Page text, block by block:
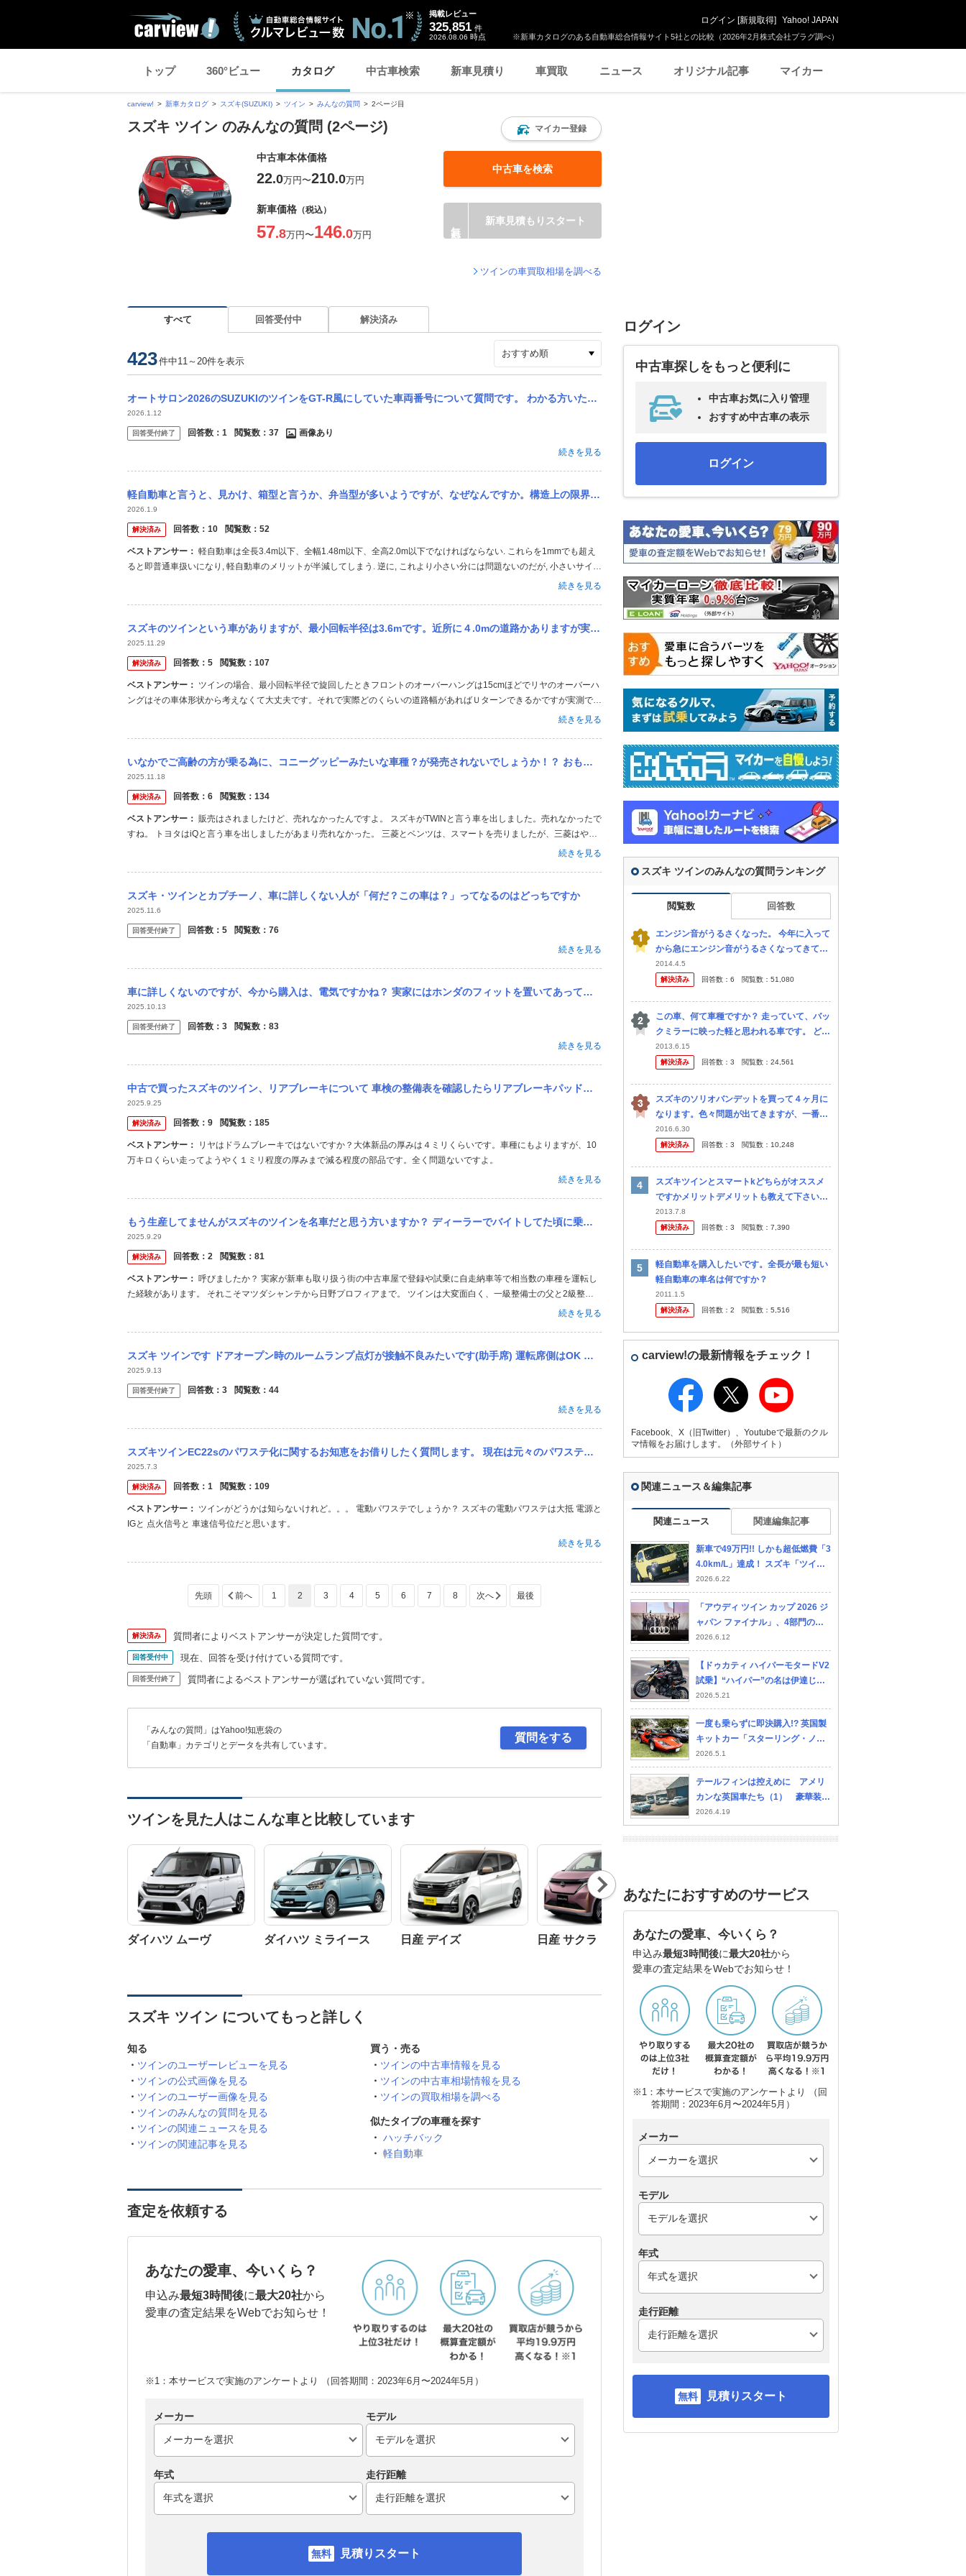
※新車カタログのある自動車総合情報サイト5社との比較（2026年2月株式会社プラグ調べ）
掲載レビュー
325,851 件
2026.08.06 時点
ログイン [新規取得] Yahoo! JAPAN
トップ 360°ビュー カタログ 中古車検索 新車見積り 車買取 ニュース オリジナル記事 マイカー
carview! 新車カタログ スズキ(SUZUKI) ツイン みんなの質問 2ページ目
スズキ ツイン のみんなの質問 (2ページ) マイカー登録
中古車本体価格
22.0万円〜210.0万円
中古車を検索
新車価格 （税込）
57.8万円〜146.0万円
新車見積もりスタート
ツインの車買取相場を調べる
すべて 回答受付中 解決済み
423件中11～20件を表示
オートサロン2026のSUZUKIのツインをGT-R風にしていた車両番号について質問です。 わかる方いたらお願いします！
2026.1.12
回答受付終了 回答数： 1 閲覧数： 37
画像あり
続きを見る
軽自動車と言うと、見かけ、箱型と言うか、弁当型が多いようですが、なぜなんですか。構造上の限界とか、あるのですか。
2026.1.9
解決済み 回答数： 10 閲覧数： 52
ベストアンサー：
ると即普通車扱いになり, 軽自動車のメリットが半減してしまう. 逆に, これより小さい分には問題ないのだが, 小さいサイズ
で作ろうとすると当然車内も狭くなるし安全性能なども確保しづらくなるので限界がある. というかメリットがあまりない.
続きを見る
スズキのツインという車がありますが、最小回転半径は3.6mです。近所に４.0mの道路かありますが実際かなり狭いですがそれでもUターンできるのでしょうか？ また動画サイトで見ていたのですが低速で無...
2025.11.29
解決済み 回答数： 5 閲覧数： 107
ベストアンサー：
ングはその車体形状から考えなくて大丈夫です。それで実際どのくらいの道路幅があればＵターンできるかですが実測で約
7.6mでした。道路の両脇が垂直の壁だった場合にその幅があれば切り返しなしでＵターンできます。車体が道路幅よりは
続きを見る
いなかでご高齢の方が乗る為に、コニーグッピーみたいな車種？が発売されないでしょうか！？ おもいっきりコンパクトな車種です！ いかがでしょうか？
2025.11.18
解決済み 回答数： 6 閲覧数： 134
ベストアンサー：
すね。 トヨタはiQと言う車を出しましたがあまり売れなかった。 三菱とベンツは、スマートを売りましたが、三菱はやめ
てしまいました。 まだ、スマートは残って居ますが、取り扱いが変わりましたね。 ダイハツもミゼット２と言う車を出し
続きを見る
スズキ・ツインとカプチーノ、車に詳しくない人が「何だ？この車は？」ってなるのはどっちですか
2025.11.6
回答受付終了 回答数： 5 閲覧数： 76
続きを見る
車に詳しくないのですが、今から購入は、電気ですかね？ 実家にはホンダのフィットを置いてあって、父が私の所有物を使っており、傷をつけられています。（７８歳） 東京で、スズキのツイン、二人のりの、...
2025.10.13
回答受付終了 回答数： 3 閲覧数： 83
続きを見る
中古で買ったスズキのツイン、リアブレーキについて 車検の整備表を確認したらリアブレーキパッドが3mmとなっていたのですがこれは大丈夫なのでしょうか？ フロントブレーキが7mmに対してだいぶ差があ...
2025.9.25
解決済み 回答数： 9 閲覧数： 185
ベストアンサー：
万キロくらい走ってようやく１ミリ程度の厚みまで減る程度の部品です。全く問題ないですよ。
続きを見る
もう生産してませんがスズキのツインを名車だと思う方いますか？ ディーラーでバイトしてた頃に乗用車、トラック、バス、キャンピングカーなど1000台以上の車に乗りましたが、スズキのツインが一番乗りや...
2025.9.29
解決済み 回答数： 2 閲覧数： 81
ベストアンサー：
た経験があります。 それこそマツダシャンテから日野プロフィアまで。 ツインは大変面白く、一級整備士の父と2級整備
士の叔父がK6Aターボに換装して楽しんでいました。 私も当時の愛車がトヨタIQで超コンパクトカーが輝いていた時代で
続きを見る
スズキ ツインです ドアオープン時のルームランプ点灯が接触不良みたいです(助手席) 運転席側はOK どこをいじれば治りますか？
2025.9.13
回答受付終了 回答数： 3 閲覧数： 44
続きを見る
スズキツインEC22sのパワステ化に関するお知恵をお借りしたく質問します。 現在は元々のパワステレスです、純正EC22sのパワステ一式を揃えて 挑もうかと思っていますが、配線関係が難しいと思って...
2025.7.3
解決済み 回答数： 1 閲覧数： 109
ベストアンサー：
IGと 点火信号と 車速信号位だと思います。
続きを見る
1 2 3 4 5 6 7 8
解決済み 質問者によりベストアンサーが決定した質問です。
回答受付中 現在、回答を受け付けている質問です。
回答受付終了 質問者によるベストアンサーが選ばれていない質問です。
「みんなの質問」はYahoo!知恵袋の
「自動車」カテゴリとデータを共有しています。
質問をする
ツインを見た人はこんな車と比較しています
ダイハツ ムーヴ ダイハツ ミライース 日産 デイズ 日産 サクラ ホンダ N-ONE
Nex
t
スズキ ツイン についてもっと詳しく
知る
ツインのユーザーレビューを見る
ツインの公式画像を見る
ツインのユーザー画像を見る
ツインのみんなの質問を見る
ツインの関連ニュースを見る
ツインの関連記事を見る
買う・売る
ツインの中古車情報を見る
ツインの中古車相場情報を見る
ツインの買取相場を調べる
似たタイプの車種を探す
ハッチバック
軽自動車
査定を依頼する
あなたの愛車、今いくら？
申込み最短3時間後に最大20社から
愛車の査定結果をWebでお知らせ！
※1：本サービスで実施のアンケートより （回答期間：2023年6月〜2024年5月）
メーカー モデル
年式 走行距離
見積りスタート
ログイン
中古車探しをもっと便利に
中古車お気に入り管理
おすすめ中古車の表示
ログイン
スズキ ツインのみんなの質問ランキング
閲覧数 回答数
エンジン音がうるさくなった。 今年に入って
から急にエンジン音がうるさくなってきて、
回転数によってはシフトレバーやアクセルペ
ダルまで振動が伝わってきます。 （アイドリ
2014.4.5
解決済み
回答数： 6 閲覧数： 51,080
この車、何て車種ですか？ 走っていて、バッ
クミラーに映った軽と思われる車です。 どの
自動車メーカーの、カーラインナップを見て
も、 見つかりません。 特徴は丸いヘッドラ
2013.6.15
解決済み
回答数： 3 閲覧数： 24,561
スズキのソリオバンデットを買って４ヶ月に
なります。色々問題が出てきますが、一番引
っかかるのが、燃費です。 エネチャージでリ
ッター２７㎞が謳い文句ですが、片道２００
2016.6.30
解決済み
回答数： 3 閲覧数： 10,248
スズキツインとスマートkどちらがオススメ
ですかメリットデメリットも教えて下さい。
自分的にはツインが好きですがスマートも気
になってしまいどちらがいいこれはやめた方
2013.7.8
解決済み
回答数： 3 閲覧数： 7,390
軽自動車を購入したいです。全長が最も短い
軽自動車の車名は何ですか？
2011.1.5
解決済み
回答数： 2 閲覧数： 5,516
carview!の最新情報をチェック！
Facebook、X（旧Twitter）、Youtubeで最新のクル
マ情報をお届けします。（外部サイト）
関連ニュース＆編集記事
関連ニュース 関連編集記事
新車で49万円!! しかも超低燃費「3
4.0km/L」達成！ スズキ「ツイ
ン」の挑戦と誤算
2026.6.22
「アウディ ツイン カップ 2026 ジ
ャパン ファイナル」、4部門の日
本代表が決定…7月に世界大会予備
予選へ
2026.6.12
【ドゥカティ ハイパーモタードV2
試乗】“ハイパー”の名は伊達じゃ
ない！ ライダーを昂らせる新世代
モタード…佐川健太郎
2026.5.21
一度も乗らずに即決購入!? 英国製
キットカー「スターリング・ノヴ
ァ」を「モノタロウ」と「eBay」
で部品調達して直す不思議な愛車
生活
2026.5.1
テールフィンは控えめに アメリ
カンな英国車たち（1） 豪華装備
で訴えるフォード・ゾディアック
とオースチンA105
2026.4.19
あなたにおすすめのサービス
あなたの愛車、今いくら？
申込み最短3時間後に最大20社から
愛車の査定結果をWebでお知らせ！
※1：本サービスで実施のアンケートより （回
答期間：2023年6月〜2024年5月）
メーカー
モデル
年式
走行距離
見積りスタート